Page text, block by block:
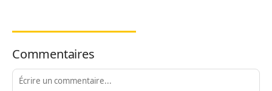
Commentaires